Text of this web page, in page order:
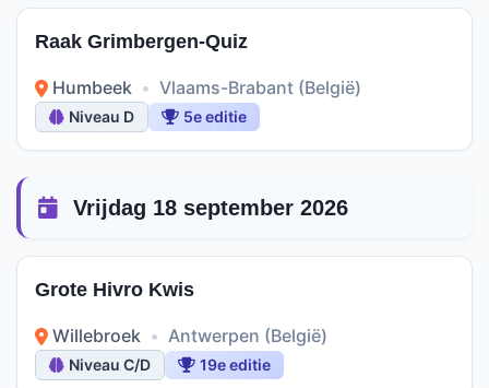
Raak Grimbergen-Quiz
Humbeek • Vlaams-Brabant (België)
Niveau D 5e editie
Vrijdag 18 september 2026
Grote Hivro Kwis
Willebroek • Antwerpen (België)
Niveau C/D 19e editie